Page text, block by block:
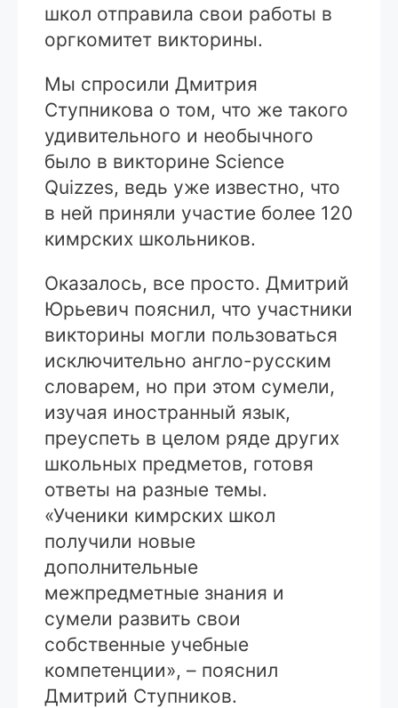
школ отправила свои работы в
оргкомитет викторины.
Мы спросили Дмитрия
Ступникова о том, что же такого
удивительного и необычного
было в викторине Science
Quizzes, ведь уже известно, что
в ней приняли участие более 120
кимрских школьников.
Оказалось, все просто. Дмитрий
Юрьевич пояснил, что участники
викторины могли пользоваться
исключительно англо-русским
словарем, но при этом сумели,
изучая иностранный язык,
преуспеть в целом ряде других
школьных предметов, готовя
ответы на разные темы.
«Ученики кимрских школ
получили новые
дополнительные
межпредметные знания и
сумели развить свои
собственные учебные
компетенции», – пояснил
Дмитрий Ступников.